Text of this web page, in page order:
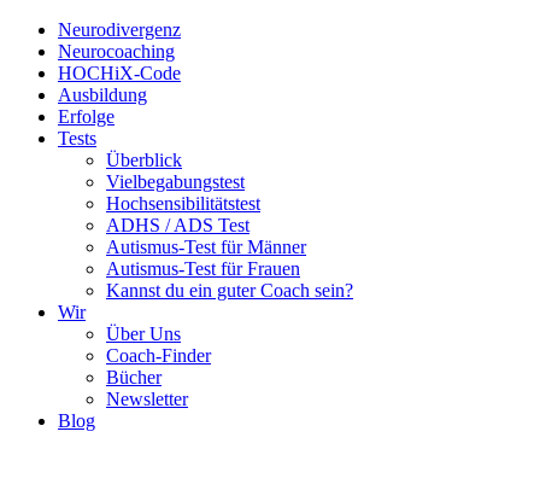
Neurodivergenz
Neurocoaching
HOCHiX-Code
Ausbildung
Erfolge
Tests
Überblick
Vielbegabungstest
Hochsensibilitätstest
ADHS / ADS Test
Autismus-Test für Männer
Autismus-Test für Frauen
Kannst du ein guter Coach sein?
Wir
Über Uns
Coach-Finder
Bücher
Newsletter
Blog